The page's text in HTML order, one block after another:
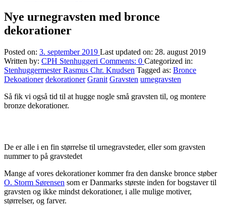
Nye urnegravsten med bronce
dekorationer
Posted on: 3. september 2019 Last updated on: 28. august 2019
Written by: CPH Stenhuggeri Comments: 0 Categorized in:
Stenhuggermester Rasmus Chr. Knudsen Tagged as: Bronce
Dekoationer dekorationer Granit Gravsten urnegravsten
Så fik vi også tid til at hugge nogle små gravsten til, og montere
bronze dekorationer.
De er alle i en fin størrelse til urnegravsteder, eller som gravsten
nummer to på gravstedet
Mange af vores dekorationer kommer fra den danske bronce støber
O. Storm Sørensen som er Danmarks største inden for bogstaver til
gravsten og ikke mindst dekorationer, i alle mulige motiver,
størrelser, og farver.